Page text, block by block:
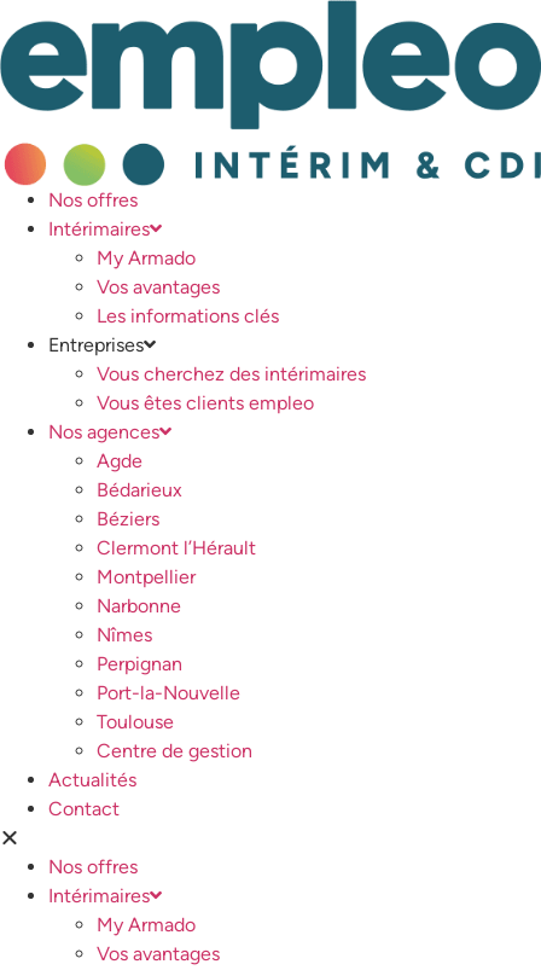
Nos offres
Intérimaires
My Armado
Vos avantages
Les informations clés
Entreprises
Vous cherchez des intérimaires
Vous êtes clients empleo
Nos agences
Agde
Bédarieux
Béziers
Clermont l’Hérault
Montpellier
Narbonne
Nîmes
Perpignan
Port-la-Nouvelle
Toulouse
Centre de gestion
Actualités
Contact
Nos offres
Intérimaires
My Armado
Vos avantages